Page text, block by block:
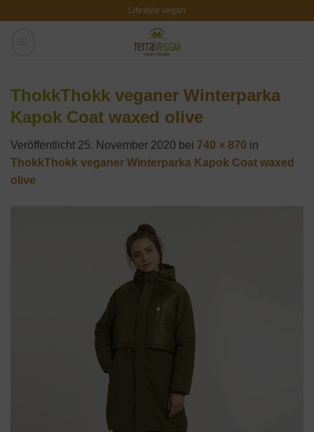
Lifestyle vegan
ThokkThokk veganer Winterparka
Kapok Coat waxed olive
Veröffentlicht 25. November 2020 bei 740 × 870 in
ThokkThokk veganer Winterparka Kapok Coat waxed
olive